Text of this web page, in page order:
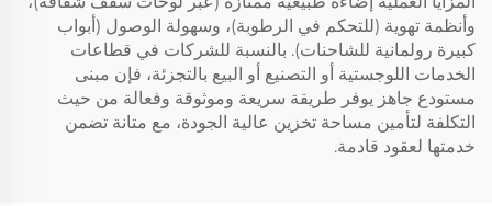
وأنظمة تهوية (للتحكم في الرطوبة)، وسهولة الوصول (أبواب
كبيرة رولمانية للشاحنات). بالنسبة للشركات في قطاعات
الخدمات اللوجستية أو التصنيع أو البيع بالتجزئة، فإن مبنى
مستودع جاهز يوفر طريقة سريعة وموثوقة وفعالة من حيث
التكلفة لتأمين مساحة تخزين عالية الجودة، مع متانة تضمن
خدمتها لعقود قادمة.